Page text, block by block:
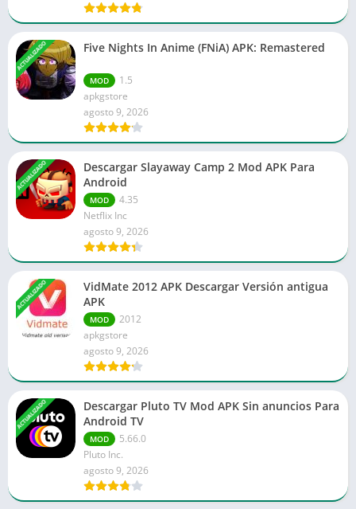
ACTUALIZADO Five Nights In Anime (FNiA) APK: Remastered
MOD
1.5
apkgstore
agosto 9, 2026
ACTUALIZADO
Descargar Slayaway Camp 2 Mod APK Para
Android
MOD
4.35
Netflix Inc
agosto 9, 2026
ACTUALIZADO
VidMate 2012 APK Descargar Versión antigua
APK
MOD
2012
apkgstore
agosto 9, 2026
ACTUALIZADO
Descargar Pluto TV Mod APK Sin anuncios Para
Android TV
MOD
5.66.0
Pluto Inc.
agosto 9, 2026